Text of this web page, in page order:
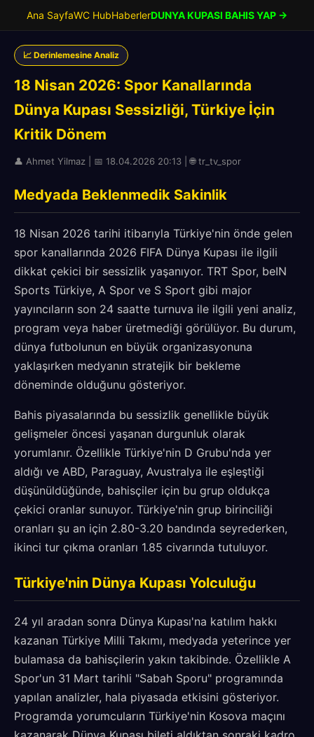
Ana SayfaWC HubHaberlerDUNYA KUPASI BAHIS YAP →
📈 Derinlemesine Analiz
18 Nisan 2026: Spor Kanallarında
Dünya Kupası Sessizliği, Türkiye İçin
Kritik Dönem
👤 Ahmet Yilmaz | 📅 18.04.2026 20:13 | 🌐 tr_tv_spor
Medyada Beklenmedik Sakinlik
18 Nisan 2026 tarihi itibarıyla Türkiye'nin önde gelen
spor kanallarında 2026 FIFA Dünya Kupası ile ilgili
dikkat çekici bir sessizlik yaşanıyor. TRT Spor, beIN
Sports Türkiye, A Spor ve S Sport gibi major
yayıncıların son 24 saatte turnuva ile ilgili yeni analiz,
program veya haber üretmediği görülüyor. Bu durum,
dünya futbolunun en büyük organizasyonuna
yaklaşırken medyanın stratejik bir bekleme
döneminde olduğunu gösteriyor.
Bahis piyasalarında bu sessizlik genellikle büyük
gelişmeler öncesi yaşanan durgunluk olarak
yorumlanır. Özellikle Türkiye'nin D Grubu'nda yer
aldığı ve ABD, Paraguay, Avustralya ile eşleştiği
düşünüldüğünde, bahisçiler için bu grup oldukça
çekici oranlar sunuyor. Türkiye'nin grup birinciliği
oranları şu an için 2.80-3.20 bandında seyrederken,
ikinci tur çıkma oranları 1.85 civarında tutuluyor.
Türkiye'nin Dünya Kupası Yolculuğu
24 yıl aradan sonra Dünya Kupası'na katılım hakkı
kazanan Türkiye Milli Takımı, medyada yeterince yer
bulamasa da bahisçilerin yakın takibinde. Özellikle A
Spor'un 31 Mart tarihli "Sabah Sporu" programında
yapılan analizler, hala piyasada etkisini gösteriyor.
Programda yorumcuların Türkiye'nin Kosova maçını